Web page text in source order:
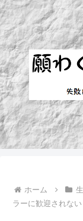
ホーム
ラーに歓迎されな